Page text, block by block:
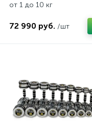
от 1 до 10 кг
72 990 руб. /шт